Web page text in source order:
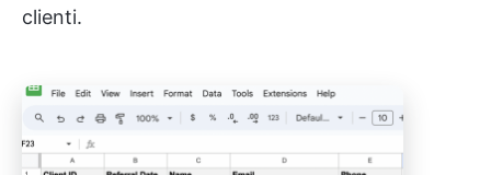
clienti.